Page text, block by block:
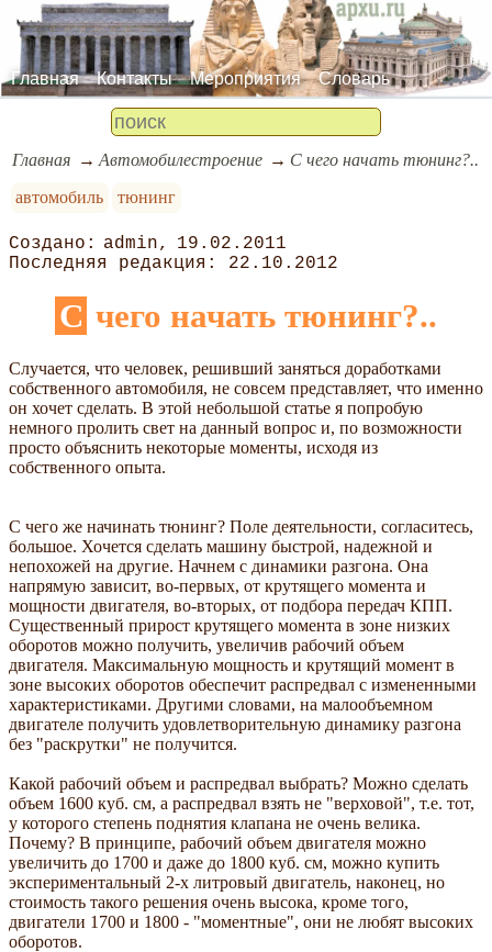
Главная Контакты Мероприятия Словарь
Главная Автомобилестроение
С чего начать тюнинг?..
автомобиль
тюнинг
admin
19.02.2011
22.10.2012
С чего начать тюнинг?..
Случается, что человек, решивший заняться доработками
собственного автомобиля, не совсем представляет, что именно
он хочет сделать. В этой небольшой статье я попробую
немного пролить свет на данный вопрос и, по возможности
просто объяснить некоторые моменты, исходя из
собственного опыта.
С чего же начинать тюнинг? Поле деятельности, согласитесь,
большое. Хочется сделать машину быстрой, надежной и
непохожей на другие. Начнем с динамики разгона. Она
напрямую зависит, во-первых, от крутящего момента и
мощности двигателя, во-вторых, от подбора передач КПП.
Существенный прирост крутящего момента в зоне низких
оборотов можно получить, увеличив рабочий объем
двигателя. Максимальную мощность и крутящий момент в
зоне высоких оборотов обеспечит распредвал с измененными
характеристиками. Другими словами, на малообъемном
двигателе получить удовлетворительную динамику разгона
без "раскрутки" не получится.
Какой рабочий объем и распредвал выбрать? Можно сделать
объем 1600 куб. см, а распредвал взять не "верховой", т.е. тот,
у которого степень поднятия клапана не очень велика.
Почему? В принципе, рабочий объем двигателя можно
увеличить до 1700 и даже до 1800 куб. см, можно купить
экспериментальный 2-х литровый двигатель, наконец, но
стоимость такого решения очень высока, кроме того,
двигатели 1700 и 1800 - "моментные", они не любят высоких
оборотов.